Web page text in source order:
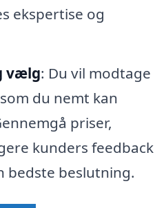
ekspertise og
vælg: Du vil modtage
du nemt kan
priser,
kunders feedback
beslutning.